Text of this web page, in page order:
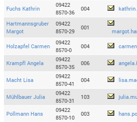
Fuchs Kathrin
09422
8570-36
004
Hartmannsgruber
Margot
09422
8570-29
001
Holzapfel Carmen
09422
8570-0
004
Krampfl Angela
09422
8570-35
006
Macht Lisa
09422
8570-41
004
Mühlbauer Julia
09422
8570-31
103
Pollmann Hans
09422
8570-10
003